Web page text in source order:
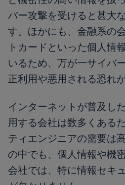
バー攻撃を受けると甚大
す。ほかにも、金融系の
トカードといった個人情
いるため、万が一サイバ
正利用や悪用される恐れ
インターネットが普及し
用する会社は数多くある
ティエンジニアの需要は
の中でも、個人情報や機
会社では、特に情報セキ